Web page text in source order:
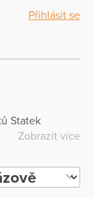
Přihlásit se
Statek
Zobrazit více